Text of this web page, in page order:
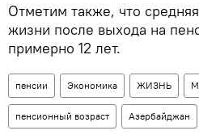
Отметим также, что
жизни после выхода на
примерно 12 лет.
пенсии Экономика ЖИЗНЬ
пенсионный возраст Азербайджан